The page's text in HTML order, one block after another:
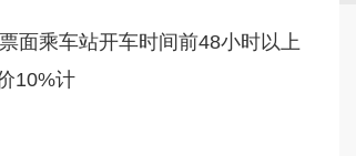
面乘车站开车时间前48小时以上
10%计